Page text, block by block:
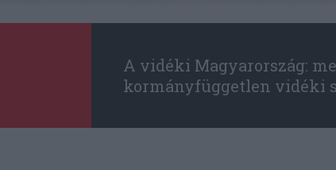
A vidéki Magyarország:
kormányfüggetlen vidéki